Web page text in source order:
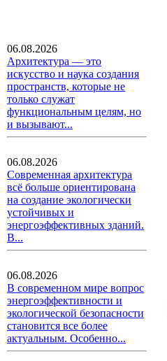
06.08.2026
Архитектура — это
искусство и наука создания
пространств, которые не
только служат
функциональным целям, но
и вызывают...
06.08.2026
Современная архитектура
всё больше ориентирована
на создание экологически
устойчивых и
энергоэффективных зданий.
В...
06.08.2026
В современном мире вопрос
энергоэффективности и
экологической безопасности
становится все более
актуальным. Особенно...